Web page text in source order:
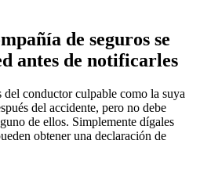
de seguros se
antes de notificarles
del conductor culpable como la suya
del accidente, pero no debe
de ellos. Simplemente dígales
obtener una declaración de